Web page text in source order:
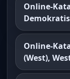
Online-
Online-
(West),